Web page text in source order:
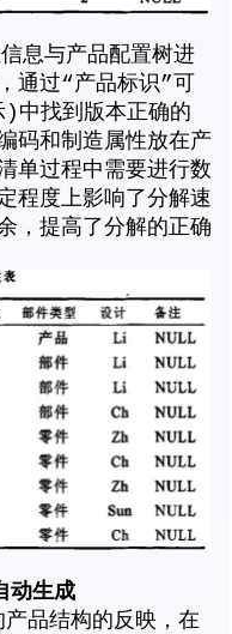
息与产品配置树进
通过“产品标识”可
中找到版本正确的
码和制造属性放在产
单过程中需要进行数
程度上影响了分解速
，提高了分解的正确
动生成
产品结构的反映，在